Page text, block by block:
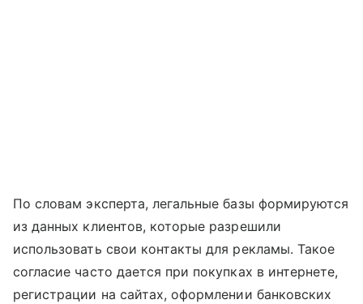
По словам эксперта, легальные базы формируются
из данных клиентов, которые разрешили
использовать свои контакты для рекламы. Такое
согласие часто дается при покупках в интернете,
регистрации на сайтах, оформлении банковских